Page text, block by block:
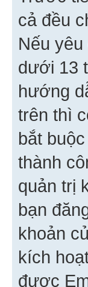
cả đều
Nếu
dưới 13
hướng
trên thì
bắt
thành
quản trị
bạn
khoản
kích
được